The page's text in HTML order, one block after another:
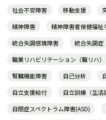
社会不安障害
移動支援
精神障害
精神障害者保健福祉
統合失調感情障害
統合失調症
職業リハビリテーション（職リハ）
腎臓機能障害
自己分析
自立支援給付
自立訓練（生活
自閉症スペクトラム障害(ASD)